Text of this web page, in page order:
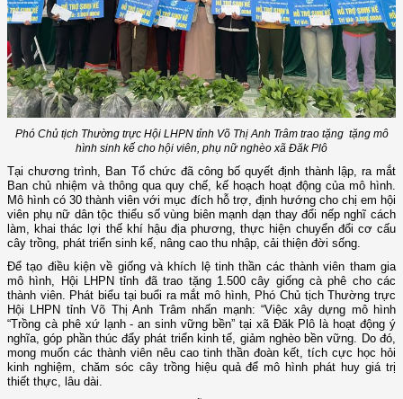
Phó Chủ tịch Thường trực Hội LHPN tỉnh Võ Thị Anh Trâmtrao tặng tặng mô
hình sinh kế cho hội viên, phụ nữ nghèo xã Đăk Plô
Tại chương trình, Ban Tổ chức đã công bố quyết định thành lập, ra mắt
Ban chủ nhiệm và thông qua quy chế, kế hoạch hoạt động của mô hình.
Mô hình có 30 thành viên với mục đích hỗ trợ, định hướng cho chị em hội
viên phụ nữ dân tộc thiểu số vùng biên mạnh dạn thay đổi nếp nghĩ cách
làm, khai thác lợi thế khí hậu địa phương, thực hiện chuyển đổi cơ cấu
cây trồng, phát triển sinh kế, nâng cao thu nhập, cải thiện đời sống.
Để tạo điều kiện về giống và khích lệ tinh thần các thành viên tham gia
mô hình, Hội LHPN tỉnh đã trao tặng 1.500 cây giống cà phê cho các
thành viên. Phát biểu tại buổi ra mắt mô hình, Phó Chủ tịch Thường trực
Hội LHPN tỉnh Võ Thị Anh Trâm nhấn mạnh: “Việc xây dựng mô hình
“Trồng cà phê xứ lạnh - an sinh vững bền” tại xã Đăk Plô là hoạt động ý
nghĩa, góp phần thúc đẩy phát triển kinh tế, giảm nghèo bền vững. Do đó,
mong muốn các thành viên nêu cao tinh thần đoàn kết, tích cực học hỏi
kinh nghiệm, chăm sóc cây trồng hiệu quả để mô hình phát huy giá trị
thiết thực, lâu dài.